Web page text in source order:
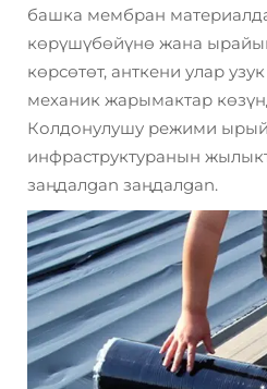
башка мембран
көрүшүбөйүнө жана
көрсөтөт, анткени улар
механик жарымактар
Колдонулушу режими
инфраструктуранын
заңдалgan заңдалgan.